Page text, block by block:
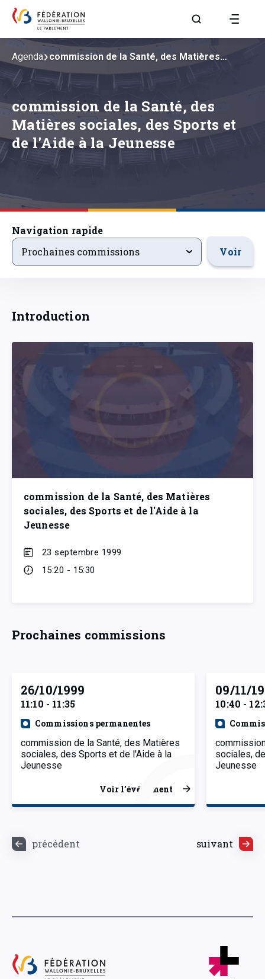
Aller à la page
commission de la Santé, des
Matières sociales, des Sports et
de l'Aide à la Jeunesse
Agenda commission de la Santé, des Matières…
Navigation rapide
prochainsevenements
Prochaines commissions Voir
Introduction
commission de la Santé, des Matières
sociales, des Sports et de l'Aide à la
Jeunesse
23 septembre 1999
15:20 - 15:30
Prochaines commissions
26/10/1999
11:10 - 11:35
Commissions permanentes
commission de la Santé, des Matières
sociales, des Sports et de l'Aide à la
Jeunesse
Voir l’événement
09/11/
10:40 -
sociales,
Jeunesse
précédent suivant